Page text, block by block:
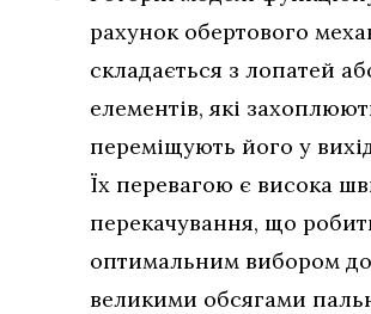
рахунок обертового
складається з лопатей
елементів, які
переміщують його у
Їх перевагою є висока
перекачування, що
оптимальним вибором
великими обсягами